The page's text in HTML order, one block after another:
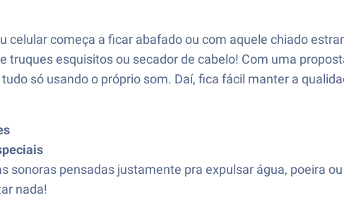
celular começa a ficar abafado ou com aquele chiado
truques esquisitos ou secador de cabelo! Com uma
só usando o próprio som. Daí, fica fácil manter a
sonoras pensadas justamente pra expulsar água, poeira
nada!